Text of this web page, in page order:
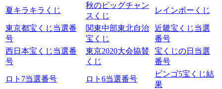
夏キラキラくじ
秋のビッグチャン
スくじ
レインボーくじ
東京都宝くじ当選番
号
関東中部東北自治
宝くじ
近畿宝くじ当選
番号
西日本宝くじ当選番
号
東京2020大会協賛
くじ
宝くじの日当選
番号
ロト7当選番号 ロト6当選番号
ビンゴ5宝くじ結
果